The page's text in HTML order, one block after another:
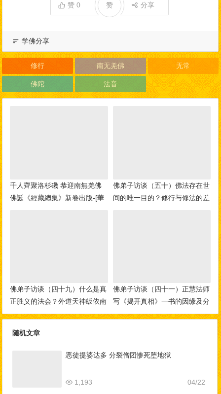
赞0 分享
赞
学佛分享
修行 南无羌佛 无常
佛陀 法音
千人齊聚洛杉磯 恭迎南無羌佛
佛誕《經藏總集》新卷出版-[華
佛弟子访谈（五十）佛法存在世
间的唯一目的？修行与修法的差
佛弟子访谈（四十九）什么是真
正胜义的法会？外道天神皈依南
无羌佛的事迹
佛弟子访谈（四十一）正慧法师
写《揭开真相》一书的因缘及分
享在南无羌佛驻地里的修行生活
随机文章
恶徒提婆达多 分裂僧团惨死堕地狱
04/22
1,193